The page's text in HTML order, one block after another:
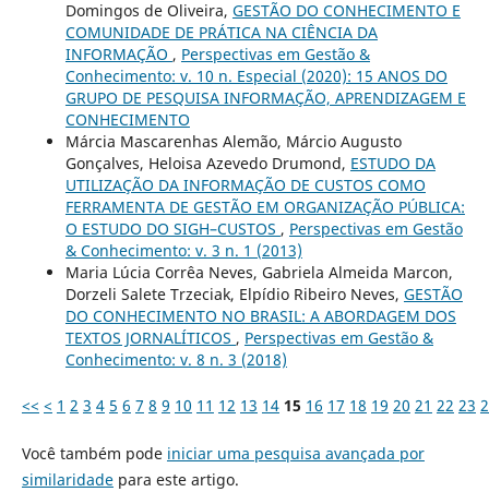
Domingos de Oliveira, GESTÃO DO CONHECIMENTO E
COMUNIDADE DE PRÁTICA NA CIÊNCIA DA
INFORMAÇÃO , Perspectivas em Gestão &
Conhecimento: v. 10 n. Especial (2020): 15 ANOS DO
GRUPO DE PESQUISA INFORMAÇÃO, APRENDIZAGEM E
CONHECIMENTO
Márcia Mascarenhas Alemão, Márcio Augusto
Gonçalves, Heloisa Azevedo Drumond, ESTUDO DA
UTILIZAÇÃO DA INFORMAÇÃO DE CUSTOS COMO
FERRAMENTA DE GESTÃO EM ORGANIZAÇÃO PÚBLICA:
O ESTUDO DO SIGH–CUSTOS , Perspectivas em Gestão
& Conhecimento: v. 3 n. 1 (2013)
Maria Lúcia Corrêa Neves, Gabriela Almeida Marcon,
Dorzeli Salete Trzeciak, Elpídio Ribeiro Neves, GESTÃO
DO CONHECIMENTO NO BRASIL: A ABORDAGEM DOS
TEXTOS JORNALÍTICOS , Perspectivas em Gestão &
Conhecimento: v. 8 n. 3 (2018)
<< < 1 2 3 4 5 6 7 8 9 10 11 12 13 14 15 16 17 18 19 20 21 22 23
Você também pode iniciar uma pesquisa avançada por
similaridadepara este artigo.